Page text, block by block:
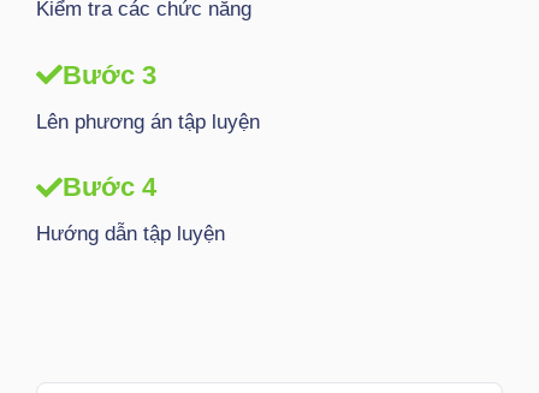
Kiểm tra các chức năng
Bước 3
Lên phương án tập luyện
Bước 4
Hướng dẫn tập luyện